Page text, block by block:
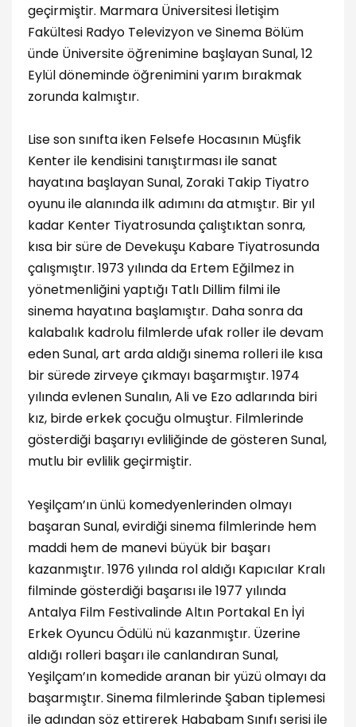
geçirmiştir. Marmara Üniversitesi İletişim
Fakültesi Radyo Televizyon ve Sinema Bölüm
ünde Üniversite öğrenimine başlayan Sunal, 12
Eylül döneminde öğrenimini yarım bırakmak
zorunda kalmıştır.
Lise son sınıfta iken Felsefe Hocasının Müşfik
Kenter ile kendisini tanıştırması ile sanat
hayatına başlayan Sunal, Zoraki Takip Tiyatro
oyunu ile alanında ilk adımını da atmıştır. Bir yıl
kadar Kenter Tiyatrosunda çalıştıktan sonra,
kısa bir süre de Devekuşu Kabare Tiyatrosunda
çalışmıştır. 1973 yılında da Ertem Eğilmez in
yönetmenliğini yaptığı Tatlı Dillim filmi ile
sinema hayatına başlamıştır. Daha sonra da
kalabalık kadrolu filmlerde ufak roller ile devam
eden Sunal, art arda aldığı sinema rolleri ile kısa
bir sürede zirveye çıkmayı başarmıştır. 1974
yılında evlenen Sunalın, Ali ve Ezo adlarında biri
kız, birde erkek çocuğu olmuştur. Filmlerinde
gösterdiği başarıyı evliliğinde de gösteren Sunal,
mutlu bir evlilik geçirmiştir.
Yeşilçam’ın ünlü komedyenlerinden olmayı
başaran Sunal, evirdiği sinema filmlerinde hem
maddi hem de manevi büyük bir başarı
kazanmıştır. 1976 yılında rol aldığı Kapıcılar Kralı
filminde gösterdiği başarısı ile 1977 yılında
Antalya Film Festivalinde Altın Portakal En İyi
Erkek Oyuncu Ödülü nü kazanmıştır. Üzerine
aldığı rolleri başarı ile canlandıran Sunal,
Yeşilçam’ın komedide aranan bir yüzü olmayı da
başarmıştır. Sinema filmlerinde Şaban tiplemesi
ile adından söz ettirerek Hababam Sınıfı serisi ile